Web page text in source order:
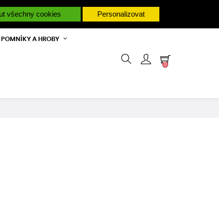
všechny cookies Personalizovat
POMNÍKY A HROBY
0